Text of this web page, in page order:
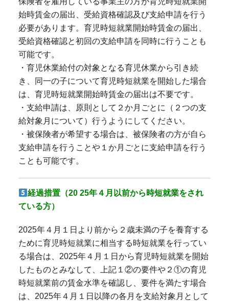
始時賃金の届出、受給資格確認及び支給申請を行う
必要があります。育児時短就業開始時賃金の届出、
受給資格確認と初回の支給申請を同時に行うことも
可能です。
・育児休業給付の対象となる育児休業から引き続
き、同一の子について育児時短就業を開始した場合
は、育児時短就業開始時賃金の届出は不要です。
・支給申請は、原則として２か月ごとに（２つの支
給対象月について）行うようにしてください。
・被保険者が希望する場合は、被保険者の方が自ら
支給申請を行うことや１か月ごとに支給申請を行う
ことも可能です。
経過措置（20 25年４月以前から時短就業をされ
ている方）
2025年４月１日より前から２歳未満の子を養育する
ために育児時短就業に相当する時短就業を行ってい
る場合は、2025年４月１日から育児時短就業を開始
したものとみなして、上記１②の要件や２①の育児
時短就業前の賃金水準を確認し、要件を満たす場合
は、2025年４月１日以降の各月を支給対象月として